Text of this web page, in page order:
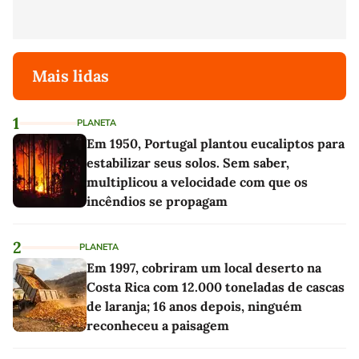
Mais lidas
1 PLANETA
Em 1950, Portugal plantou eucaliptos para
estabilizar seus solos. Sem saber,
multiplicou a velocidade com que os
incêndios se propagam
2 PLANETA
Em 1997, cobriram um local deserto na
Costa Rica com 12.000 toneladas de cascas
de laranja; 16 anos depois, ninguém
reconheceu a paisagem